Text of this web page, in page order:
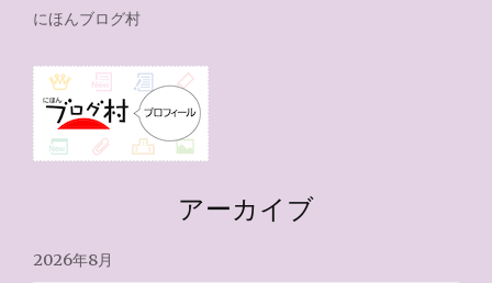
にほんブログ村
アーカイブ
2026年8月